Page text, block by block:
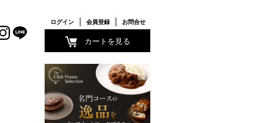
ログイン 会員登録 お問合せ
カートを見る